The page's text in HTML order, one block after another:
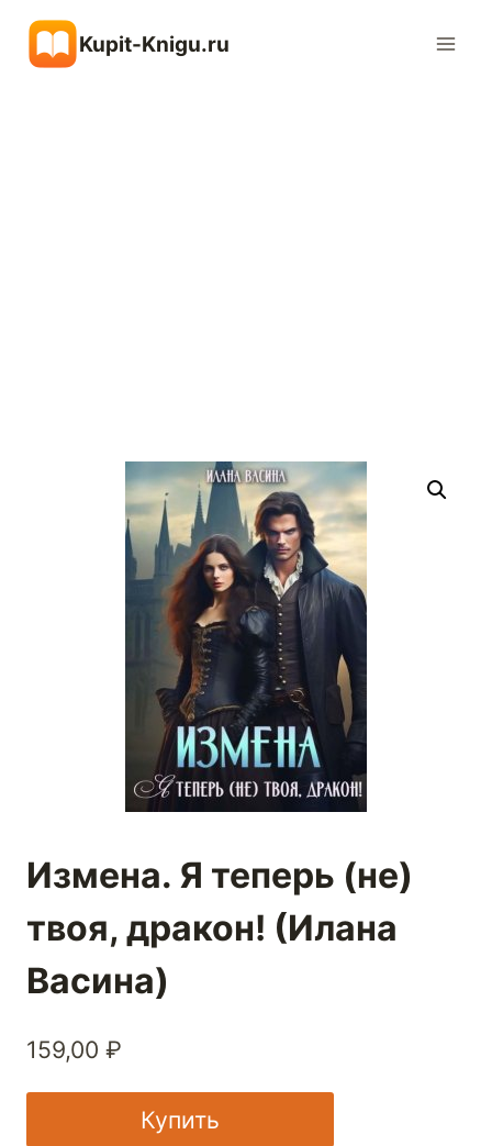
содержимому
Kupit-Knigu.ru
Измена. Я теперь (не)
твоя, дракон! (Илана
Васина)
159,00 ₽
Купить